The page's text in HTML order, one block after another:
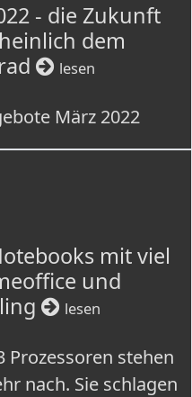
- die Zukunft
dem
lesen
März 2022
mit viel
und
lesen
Prozessoren stehen
nach. Sie schlagen